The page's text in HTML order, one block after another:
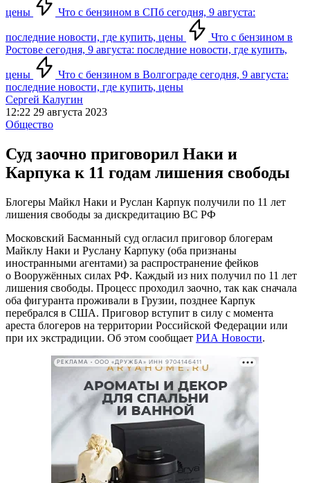
цены Что с бензином в СПб сегодня, 9 августа:
последние новости, где купить, цены
Что с бензином в
Ростове сегодня, 9 августа: последние новости, где купить,
цены
Что с бензином в Волгограде сегодня, 9 августа:
последние новости, где купить, цены
Сергей Калугин
12:22 29 августа 2023
Общество
Суд заочно приговорил Наки и
Карпука к 11 годам лишения свободы
Блогеры Майкл Наки и Руслан Карпук получили по 11 лет
лишения свободы за дискредитацию ВС РФ
Московский Басманный суд огласил приговор блогерам
Майклу Наки и Руслану Карпуку (оба признаны
иностранными агентами) за распространение фейков
о Вооружённых силах РФ. Каждый из них получил по 11 лет
лишения свободы. Процесс проходил заочно, так как сначала
оба фигуранта проживали в Грузии, позднее Карпук
перебрался в США. Приговор вступит в силу с момента
ареста блогеров на территории Российской Федерации или
при их экстрадиции. Об этом сообщает РИА Новости.
РЕКЛАМА • ООО «ДРУЖБА» ИНН 9704146411